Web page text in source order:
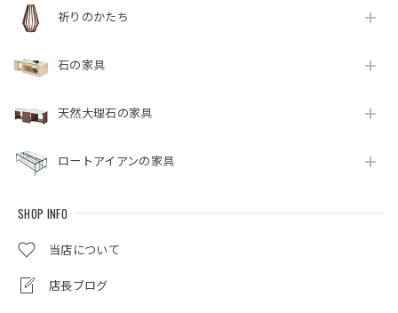
祈りのかたち
石の家具
天然大理石の家具
ロートアイアンの家具
SHOP INFO
当店について
店長ブログ